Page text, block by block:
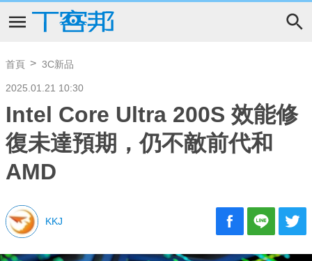
首頁 3C新品
2025.01.21 10:30
Intel Core Ultra 200S 效能修
復未達預期，仍不敵前代和
AMD
KKJ